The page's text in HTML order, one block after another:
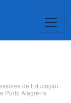
de Educação
Porto Alegre-rs